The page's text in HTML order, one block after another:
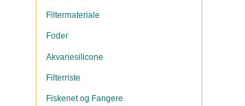
Filtermateriale
Foder
Akvariesilicone
Filterriste
Fiskenet og Fangere